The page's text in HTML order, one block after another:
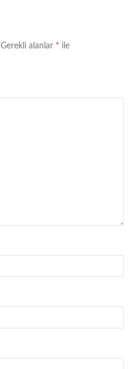
Gerekli alanlar * ile